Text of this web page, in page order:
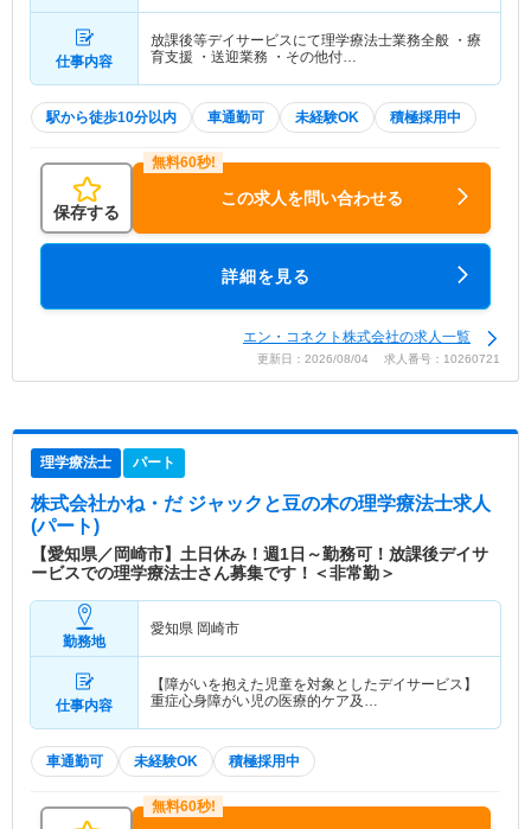
仕事内容
放課後等デイサービスにて理学療法士業務全般 ・療
育支援 ・送迎業務 ・その他付…
駅から徒歩10分以内 車通勤可 未経験OK 積極採用中
保存する
この求人を問い合わせる
詳細を見る
エン・コネクト株式会社の求人一覧
更新日：2026/08/04 求人番号：10260721
理学療法士 パート
株式会社かね・だ ジャックと豆の木の理学療法士求人
(パート)
【愛知県／岡崎市】土日休み！週1日～勤務可！放課後デイサ
ービスでの理学療法士さん募集です！＜非常勤＞
勤務地
愛知県 岡崎市
仕事内容
【障がいを抱えた児童を対象としたデイサービス】
重症心身障がい児の医療的ケア及…
車通勤可 未経験OK 積極採用中